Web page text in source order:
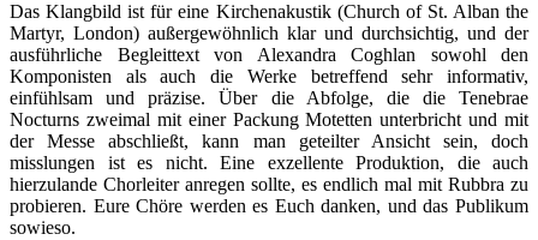
Das Klangbild ist für eine Kirchenakustik (Church of St. Alban the
Martyr, London) außergewöhnlich klar und durchsichtig, und der
ausführliche Begleittext von Alexandra Coghlan sowohl den
Komponisten als auch die Werke betreffend sehr informativ,
einfühlsam und präzise. Über die Abfolge, die die Tenebrae
Nocturns zweimal mit einer Packung Motetten unterbricht und mit
der Messe abschließt, kann man geteilter Ansicht sein, doch
misslungen ist es nicht. Eine exzellente Produktion, die auch
hierzulande Chorleiter anregen sollte, es endlich mal mit Rubbra zu
probieren. Eure Chöre werden es Euch danken, und das Publikum
sowieso.